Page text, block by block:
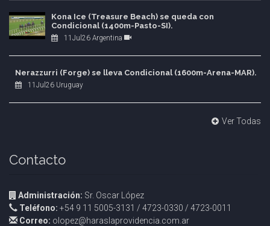
Kona Ice (Treasure Beach) se queda con
Condicional (1400m-Pasto-SI).
11Jul26 Argentina
Nerazzurri (Forge) se lleva Condicional (1600m-Arena-MAR).
11Jul26 Uruguay
Ver Todas
Contacto
Administración: Sr. Oscar López
Teléfono: +54 9 11 5005-3131 / 4723-0330 / 4723-0011
Correo: olopez@haraslaprovidencia.com.ar